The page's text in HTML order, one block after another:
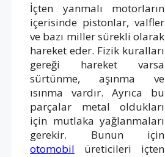
İçten yanmalı motorların
içerisinde pistonlar, valfler
ve bazı miller sürekli olarak
hareket eder. Fizik kuralları
gereği hareket varsa
sürtünme, aşınma ve
ısınma vardır. Ayrıca bu
parçalar metal oldukları
için mutlaka yağlanmaları
gerekir. Bunun için
otomobil üreticileri içten